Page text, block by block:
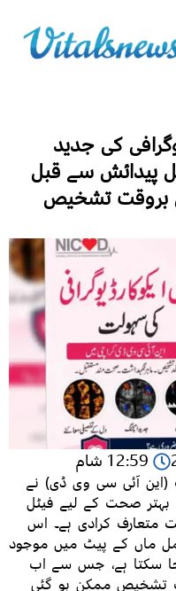
کی جدید
پیدائش سے قبل
بروقت تشخیص
12:59 شام
(این آئی سی وی ڈی) نے
بہتر صحت کے لیے فیٹل
متعارف کرادی ہے۔ اس
ماں کے پیٹ میں موجود
جا سکتا ہے، جس سے اب
تشخیص ممکن ہو گئی